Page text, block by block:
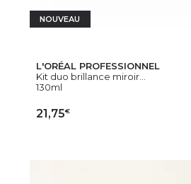
NOUVEAU
L'ORÉAL PROFESSIONNEL
Kit duo brillance miroir...
130ml
21,75€